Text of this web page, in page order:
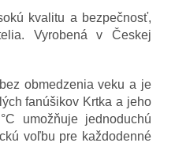
kvalitu a bezpečnosť,
Vyrobená v Českej
obmedzenia veku a je
fanúšikov Krtka a jeho
umožňuje jednoduchú
voľbu pre každodenné